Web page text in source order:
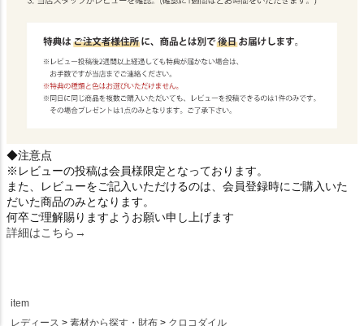
◆注意点
※レビューの投稿は会員様限定となっております。
また、レビューをご記入いただけるのは、会員登録時にご購入いた
だいた商品のみとなります。
何卒ご理解賜りますようお願い申し上げます
詳細はこちら→
item
レディース
素材から探す・財布 クロコダイル